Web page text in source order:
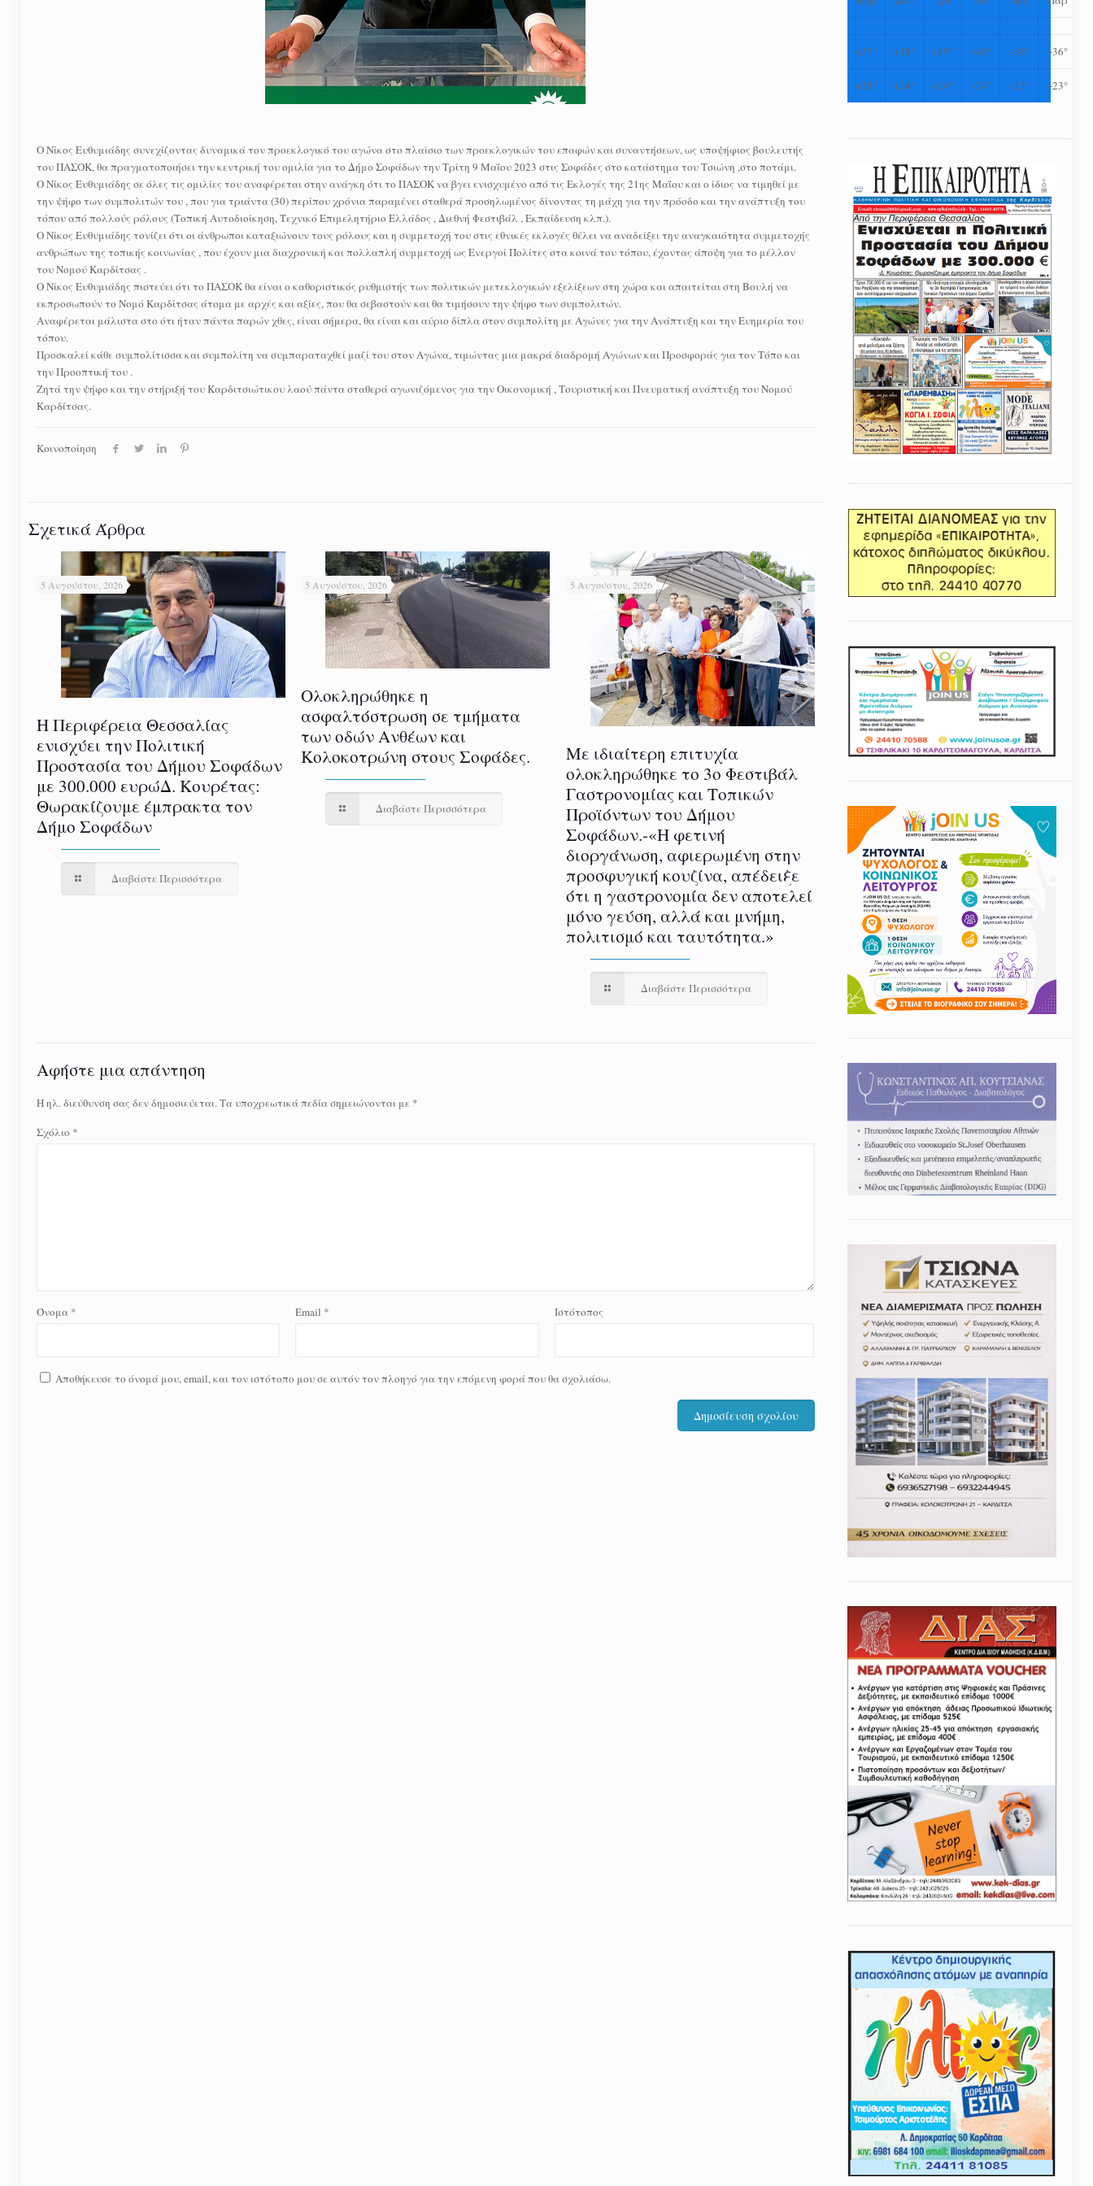
O Νίκος Ευθυμιάδης συνεχίζοντας δυναμικά τον προεκλογικό του αγώνα στο πλαίσιο των προεκλογικών του επαφών και συναντήσεων, ως υποψήφιος βουλευτής
του ΠΑΣΟΚ, θα πραγματοποιήσει την κεντρική του ομιλία για το Δήμο Σοφάδων την Τρίτη 9 Μαΐου 2023 στις Σοφάδες στο κατάστημα του Τσιώνη ,στο ποτάμι.
Ο Νίκος Ευθυμιάδης σε όλες τις ομιλίες του αναφέρεται στην ανάγκη ότι το ΠΑΣΟΚ να βγει ενισχυμένο από τις Εκλογές της 21ης Μαΐου και ο ίδιος να τιμηθεί με
την ψήφο των συμπολιτών του , που για τριάντα (30) περίπου χρόνια παραμένει σταθερά προσηλωμένος δίνοντας τη μάχη για την πρόοδο και την ανάπτυξη του
τόπου από πολλούς ρόλους (Τοπική Αυτοδιοίκηση, Τεχνικό Επιμελητήριο Ελλάδος , Διεθνή Φεστιβάλ , Εκπαίδευση κλπ.).
Ο Νίκος Ευθυμιάδης τονίζει ότι οι άνθρωποι καταξιώνουν τους ρόλους και η συμμετοχή του στις εθνικές εκλογές θέλει να αναδείξει την αναγκαιότητα συμμετοχής
ανθρώπων της τοπικής κοινωνίας , που έχουν μια διαχρονική και πολλαπλή συμμετοχή ως Ενεργοί Πολίτες στα κοινά του τόπου, έχοντας άποψη για το μέλλον
του Νομού Καρδίτσας .
Ο Νίκος Ευθυμιάδης πιστεύει ότι το ΠΑΣΟΚ θα είναι ο καθοριστικός ρυθμιστής των πολιτικών μετεκλογικών εξελίξεων στη χώρα και απαιτείται στη Βουλή να
εκπροσωπούν το Νομό Καρδίτσας άτομα με αρχές και αξίες, που θα σεβαστούν και θα τιμήσουν την ψήφο των συμπολιτών.
Αναφέρεται μάλιστα στο ότι ήταν πάντα παρών χθες, είναι σήμερα, θα είναι και αύριο δίπλα στον συμπολίτη με Αγώνες για την Ανάπτυξη και την Ευημερία του
τόπου.
Προσκαλεί κάθε συμπολίτισσα και συμπολίτη να συμπαραταχθεί μαζί του στον Αγώνα, τιμώντας μια μακρά διαδρομή Αγώνων και Προσφοράς για τον Τόπο και
την Προοπτική του .
Zητά την ψήφο και την στήριξή του Καρδιτσιώτικου λαού πάντα σταθερά αγωνιζόμενος για την Οικονομική , Τουριστική και Πνευματική ανάπτυξη του Νομού
Καρδίτσας.
Κοινοποίηση
Σχετικά Άρθρα
5 Αυγούστου, 2026
Η Περιφέρεια Θεσσαλίας
ενισχύει την Πολιτική
Προστασία του Δήμου Σοφάδων
με 300.000 ευρώΔ. Κουρέτας:
Θωρακίζουμε έμπρακτα τον
Δήμο Σοφάδων
Διαβάστε Περισσότερα
5 Αυγούστου, 2026
Ολοκληρώθηκε η
ασφαλτόστρωση σε τμήματα
των οδών Ανθέων και
Κολοκοτρώνη στους Σοφάδες.
Διαβάστε Περισσότερα
5 Αυγούστου, 2026
Με ιδιαίτερη επιτυχία
ολοκληρώθηκε το 3ο Φεστιβάλ
Γαστρονομίας και Τοπικών
Προϊόντων του Δήμου
Σοφάδων.-«Η φετινή
διοργάνωση, αφιερωμένη στην
προσφυγική κουζίνα, απέδειξε
ότι η γαστρονομία δεν αποτελεί
μόνο γεύση, αλλά και μνήμη,
πολιτισμό και ταυτότητα.»
Διαβάστε Περισσότερα
Αφήστε μια απάντηση
Η ηλ. διεύθυνση σας δεν δημοσιεύεται.Τα υποχρεωτικά πεδία σημειώνονται με *
Σχόλιο *
Όνομα * Email * Ιστότοπος
Αποθήκευσε το όνομά μου, email, και τον ιστότοπο μου σε αυτόν τον πλοηγό για την επόμενη φορά που θα σχολιάσω.
+37° +38° +39° +40° +38° +36°
+28° +24° +24° +24° +23° +23°